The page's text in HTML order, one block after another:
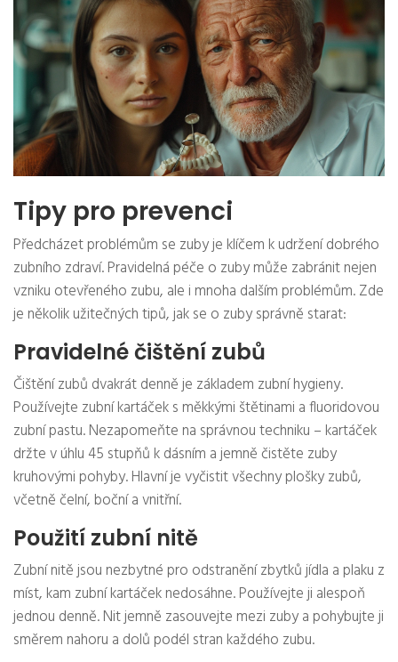
Tipy pro prevenci
Předcházet problémům se zuby je klíčem k udržení dobrého
zubního zdraví. Pravidelná péče o zuby může zabránit nejen
vzniku otevřeného zubu, ale i mnoha dalším problémům. Zde
je několik užitečných tipů, jak se o zuby správně starat:
Pravidelné čištění zubů
Čištění zubů dvakrát denně je základem zubní hygieny.
Používejte zubní kartáček s měkkými štětinami a fluoridovou
zubní pastu. Nezapomeňte na správnou techniku – kartáček
držte v úhlu 45 stupňů k dásním a jemně čistěte zuby
kruhovými pohyby. Hlavní je vyčistit všechny plošky zubů,
včetně čelní, boční a vnitřní.
Použití zubní nitě
Zubní nitě jsou nezbytné pro odstranění zbytků jídla a plaku z
míst, kam zubní kartáček nedosáhne. Používejte ji alespoň
jednou denně. Nit jemně zasouvejte mezi zuby a pohybujte ji
směrem nahoru a dolů podél stran každého zubu.